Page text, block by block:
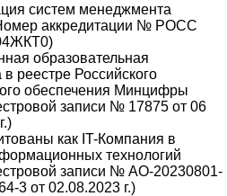
систем менеджмента
аккредитации № РОСС
образовательная
реестре Российского
обеспечения Минцифры
записи № 17875 от 06
как IT-Компания в
технологий
записи № АО-20230801-
3 от 02.08.2023 г.)